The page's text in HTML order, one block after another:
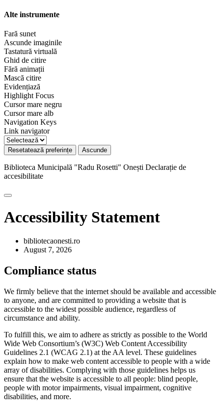
Alte instrumente
Fară sunet
Ascunde imaginile
Tastatură virtuală
Ghid de citire
Fără animații
Mască citire
Evidențiază
Highlight Focus
Cursor mare negru
Cursor mare alb
Navigation Keys
Link navigator
Resetatează preferințe Ascunde
Biblioteca Municipală "Radu Rosetti" Onești Declarație de
accesibilitate
Accessibility Statement
bibliotecaonesti.ro
August 7, 2026
Compliance status
We firmly believe that the internet should be available and accessible
to anyone, and are committed to providing a website that is
accessible to the widest possible audience, regardless of
circumstance and ability.
To fulfill this, we aim to adhere as strictly as possible to the World
Wide Web Consortium’s (W3C) Web Content Accessibility
Guidelines 2.1 (WCAG 2.1) at the AA level. These guidelines
explain how to make web content accessible to people with a wide
array of disabilities. Complying with those guidelines helps us
ensure that the website is accessible to all people: blind people,
people with motor impairments, visual impairment, cognitive
disabilities, and more.